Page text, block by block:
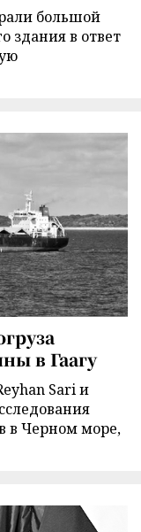
большой
здания в ответ
в Гаагу
Sari и
в Черном море,